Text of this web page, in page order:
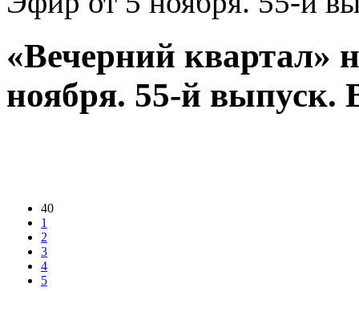
«Вечерний квартал»
ноября. 55-й выпуск.
40
1
2
3
4
5